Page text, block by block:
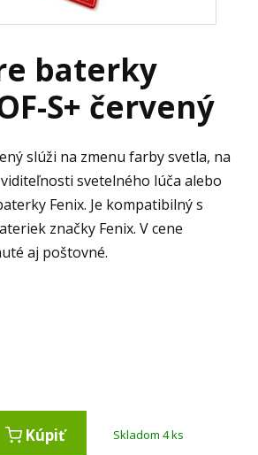
baterky
S+ červený
slúži na zmenu farby svetla, na
svetelného lúča alebo
Fenix. Je kompatibilný s
značky Fenix. V cene
aj poštovné.
Kúpiť Skladom 4 ks